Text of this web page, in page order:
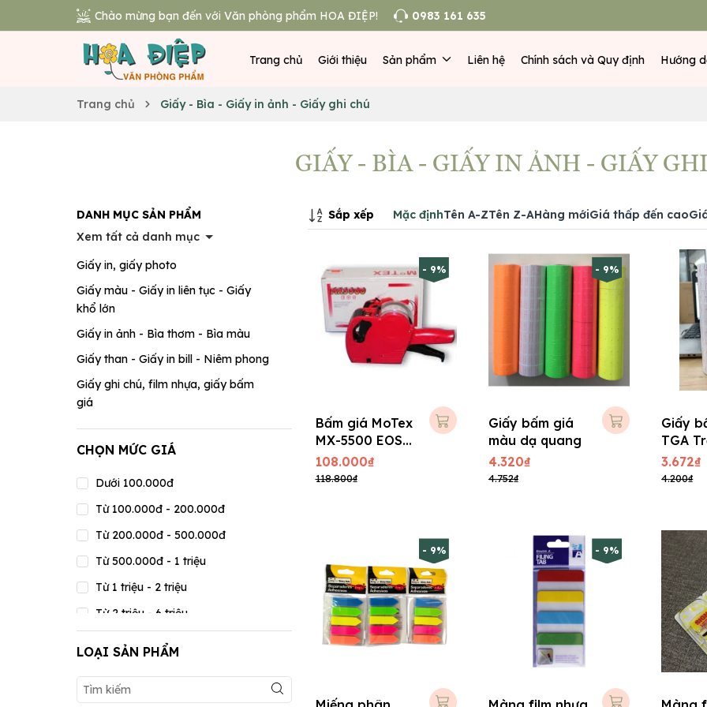
Chào mừng bạn đến với Văn phòng phẩm HOA ĐIỆP! 0983 161 635
Trang chủ Giới thiệu Sản phẩm Liên hệ Chính sách và Quy định Hướng
Trang chủ Giấy - Bìa - Giấy in ảnh - Giấy ghi chú
GIẤY - BÌA - GIẤY IN ẢNH - GIẤY
DANH MỤC SẢN PHẨM
Xem tất cả danh mục
Giấy in, giấy photo
Giấy màu - Giấy in liên tục - Giấy
khổ lớn
Giấy in ảnh - Bìa thơm - Bìa màu
Giấy than - Giấy in bill - Niêm phong
Giấy ghi chú, film nhựa, giấy bấm
giá
CHỌN MỨC GIÁ
Dưới 100.000đ
Từ 100.000đ - 200.000đ
Từ 200.000đ - 500.000đ
Từ 500.000đ - 1 triệu
Từ 1 triệu - 2 triệu
Từ 2 triệu - 6 triệu
Từ 6 triệu - 15 triệu
Trên 20 triệu
LOẠI SẢN PHẨM
Sắp xếp Mặc địnhTên A-ZTên Z-AHàng mớiGiá thấp đến cao
- 9%
Bấm giá MoTex
MX-5500 EOS
L1
108.000₫
118.800₫
- 9%
Giấy bấm giá
màu dạ quang
4.320₫
4.752₫
Giấy
TGA
3.672₫
4.200₫
- 9% - 9%